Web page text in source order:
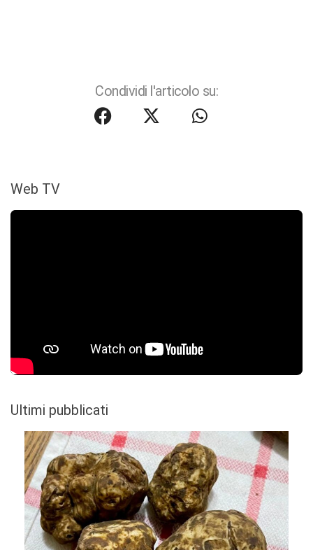
Condividi l'articolo su:
Web TV
Ultimi pubblicati